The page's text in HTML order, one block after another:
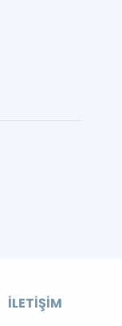
İLETIŞIM